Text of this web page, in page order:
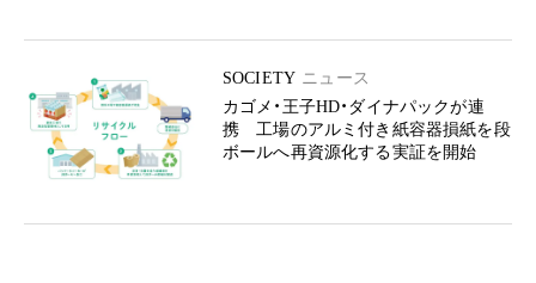
SOCIETY ニュース
カゴメ・王子HD・ダイナパックが連
携 工場のアルミ付き紙容器損紙を段
ボールへ再資源化する実証を開始